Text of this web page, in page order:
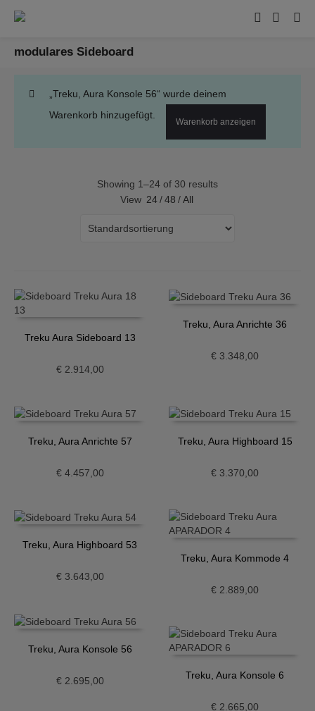
modulares Sideboard
„Treku, Aura Konsole 56“ wurde deinem
Warenkorb hinzugefügt.
Warenkorb anzeigen
Showing 1–24 of 30 results
View 24 / 48 / All
Treku Aura Sideboard 13
€2.914,00
Treku, Aura Anrichte 36
€ 3.348,00
Treku, Aura Anrichte 57
€4.457,00
Treku, Aura Highboard 15
€ 3.370,00
Treku, Aura Highboard 53
€3.643,00
Treku, Aura Kommode 4
€ 2.889,00
Treku, Aura Konsole 56
€2.695,00 Treku, Aura Konsole 6
€ 2.665,00